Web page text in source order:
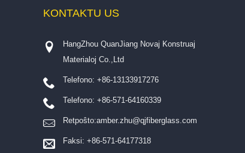
KONTAKTU US
HangZhou QuanJiang Novaj Konstruaj
Materialoj Co.,Ltd
Telefono: +86-13133917276
Telefono: +86-571-64160339
Retpoŝto:amber.zhu@qjfiberglass.com
Faksi: +86-571-64177318